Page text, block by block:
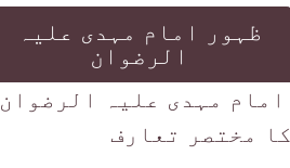
ظہور امام مہدی علیہ
الرضوان
امام مہدی علیہ الرضوان
کا مختصر تعارف